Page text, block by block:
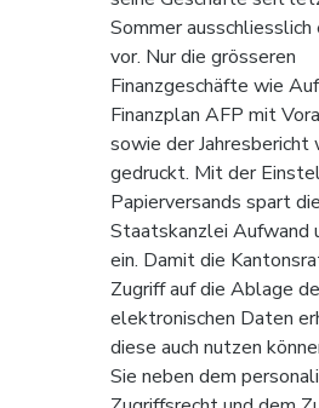
Sommer
vor. Nur die grösseren
Finanzgeschäfte wie
Finanzplan AFP mit
sowie der Jahresbericht
gedruckt. Mit der
Papierversands spart die
Staatskanzlei Aufwand
ein. Damit die
Zugriff auf die Ablage
elektronischen Daten
diese auch nutzen
Sie neben dem